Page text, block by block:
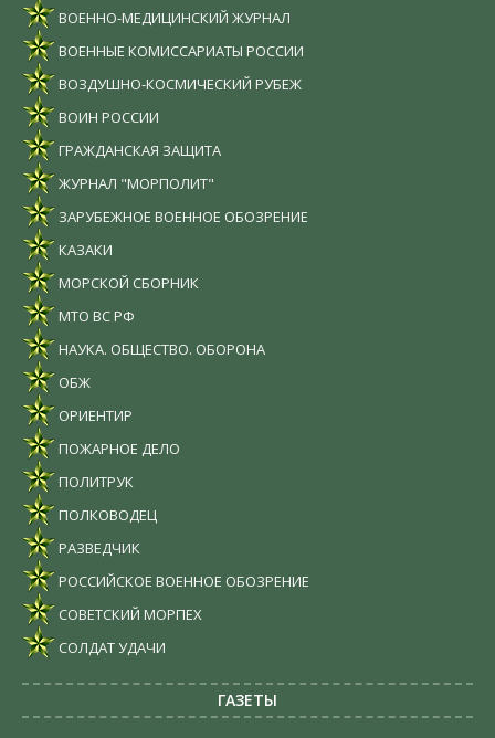
ВОЕННО-МЕДИЦИНСКИЙ ЖУРНАЛ
ВОЕННЫЕ КОМИССАРИАТЫ РОССИИ
ВОЗДУШНО-КОСМИЧЕСКИЙ РУБЕЖ
ВОИН РОССИИ
ГРАЖДАНСКАЯ ЗАЩИТА
ЖУРНАЛ "МОРПОЛИТ"
ЗАРУБЕЖНОЕ ВОЕННОЕ ОБОЗРЕНИЕ
КАЗАКИ
МОРСКОЙ СБОРНИК
МТО ВС РФ
НАУКА. ОБЩЕСТВО. ОБОРОНА
ОБЖ
ОРИЕНТИР
ПОЖАРНОЕ ДЕЛО
ПОЛИТРУК
ПОЛКОВОДЕЦ
РАЗВЕДЧИК
РОССИЙСКОЕ ВОЕННОЕ ОБОЗРЕНИЕ
СОВЕТСКИЙ МОРПЕХ
СОЛДАТ УДАЧИ
ГАЗЕТЫ